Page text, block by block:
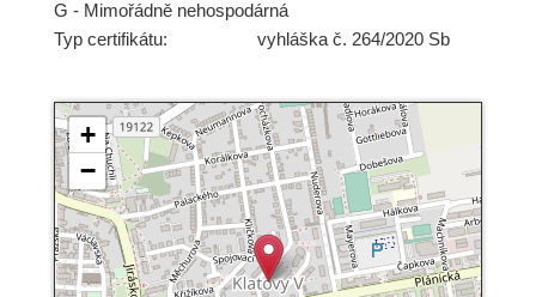
G - Mimořádně nehospodárná
Typ certifikátu:
vyhláška č. 264/2020 Sb
+
−